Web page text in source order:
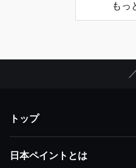
もっ
トップ
日本ペイントとは